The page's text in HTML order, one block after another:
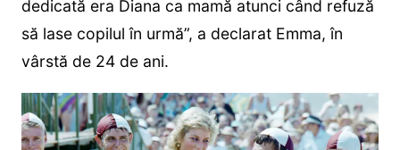
dedicată era Diana ca mamă atunci când refuză
să lase copilul în urmă”, a declarat Emma, ​​în
vârstă de 24 de ani.